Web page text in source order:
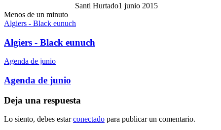
Santi Hurtado1 junio 2015
Menos de un minuto
Algiers - Black eunuch
Algiers - Black eunuch
Agenda de junio
Agenda de junio
Deja una respuesta
Lo siento, debes estarconectado para publicar un comentario.